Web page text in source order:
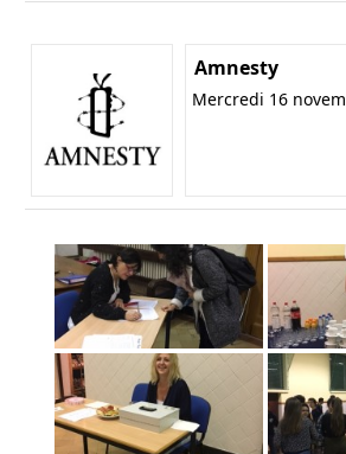
Amnesty
Mercredi 16